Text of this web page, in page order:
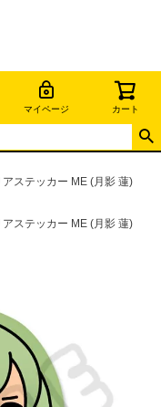
マイページ カート
ステッカー ME (月影 蓮)
ステッカー ME (月影 蓮)